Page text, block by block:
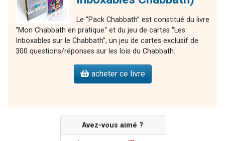
Le “Pack Chabbath” est constitué du livre
“Mon Chabbath en pratique“ et du jeu de cartes “Les
Inboxables sur le Chabbath”, un jeu de cartes exclusif de
300 questions/réponses sur les lois du Chabbath.
acheter ce livre
Avez-vous aimé ?